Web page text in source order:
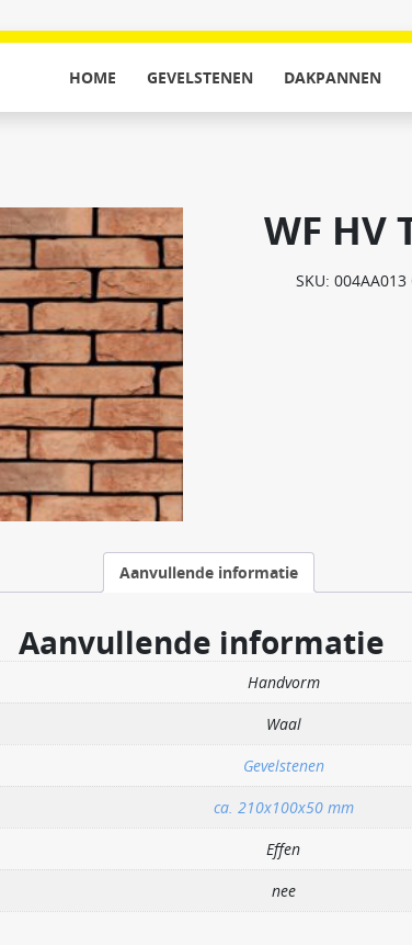
HOME GEVELSTENEN DAKPANNEN
WF HV
SKU:004AA013
Aanvullende informatie
Aanvullende informatie
Handvorm
Waal
Gevelstenen
ca. 210x100x50 mm
Effen
nee